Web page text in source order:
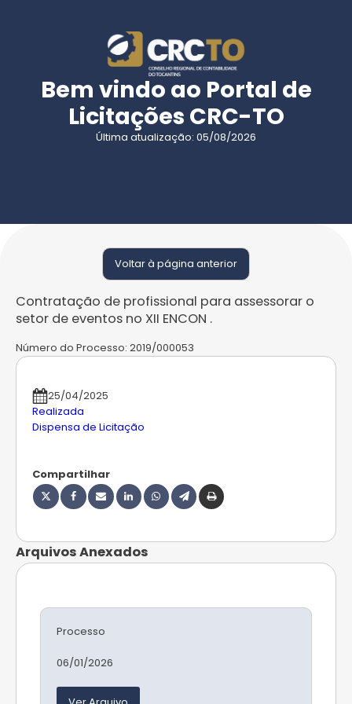
Bem vindo ao Portal de
Licitações CRC-TO
Última atualização: 05/08/2026
Voltar à página anterior
Contratação de profissional para assessorar o
setor de eventos no XII ENCON .
Número do Processo: 2019/000053
25/04/2025
Realizada
Dispensa de Licitação
Compartilhar
Arquivos Anexados
Processo
06/01/2026